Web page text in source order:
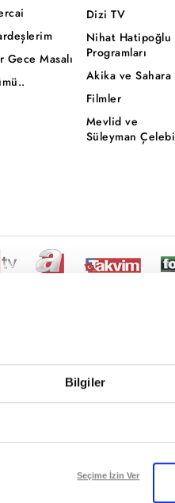
Bilgiler
Seçime İzin Ver
Gece Masalı
Dizi TV
Nihat Hatipoğlu
Programları
Akika ve Sahara
Filmler
Mevlid ve
Süleyman Çelebi